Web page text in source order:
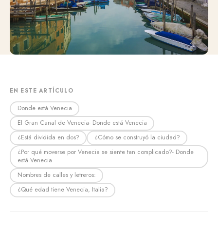
EN ESTE ARTÍCULO
Donde está Venecia
El Gran Canal de Venecia- Donde está Venecia
¿Está dividida en dos?
¿Cómo se construyó la ciudad?
¿Por qué moverse por Venecia se siente tan complicado?- Donde
está Venecia
Nombres de calles y letreros:
¿Qué edad tiene Venecia, Italia?